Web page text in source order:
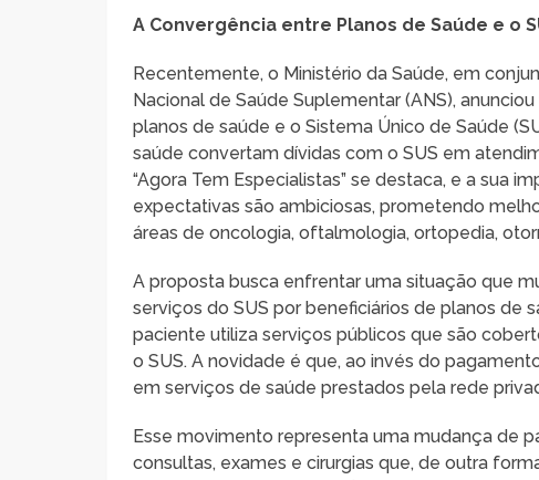
A Convergência entre Planos de Saúde e o
Recentemente, o Ministério da Saúde, em
Nacional de Saúde Suplementar (ANS),
planos de saúde e o Sistema Único de Saúde
saúde convertam dívidas com o SUS em
“Agora Tem Especialistas” se destaca, e a sua
expectativas são ambiciosas, prometendo
áreas de oncologia, oftalmologia, ortopedia,
A proposta busca enfrentar uma situação que
serviços do SUS por beneficiários de planos de
paciente utiliza serviços públicos que são
o SUS. A novidade é que, ao invés do
em serviços de saúde prestados pela rede
Esse movimento representa uma mudança de
consultas, exames e cirurgias que, de outra